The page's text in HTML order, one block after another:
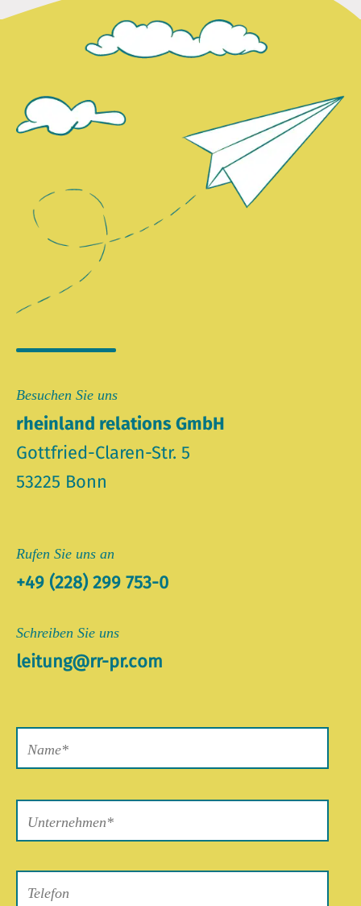
Besuchen Sie uns
rheinland relations GmbH
Gottfried-Claren-Str. 5
53225 Bonn
Rufen Sie uns an
+49 (228) 299 753-0
Schreiben Sie uns
leitung@rr-pr.com
lasse
dieses
Feld
leer.